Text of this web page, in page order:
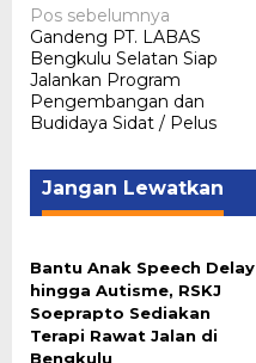
Navigasi
pos
Pos sebelumnya
Gandeng PT. LABAS
Bengkulu Selatan Siap
Jalankan Program
Pengembangan dan
Budidaya Sidat / Pelus
Jangan Lewatkan
Bantu Anak Speech Delay
hingga Autisme, RSKJ
Soeprapto Sediakan
Terapi Rawat Jalan di
Bengkulu